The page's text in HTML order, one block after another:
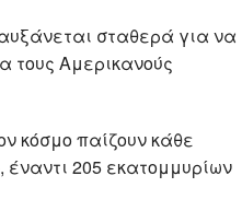
αυξάνεται σταθερά για να
τους Αμερικανούς
κόσμο παίζουν κάθε
έναντι 205 εκατομμυρίων